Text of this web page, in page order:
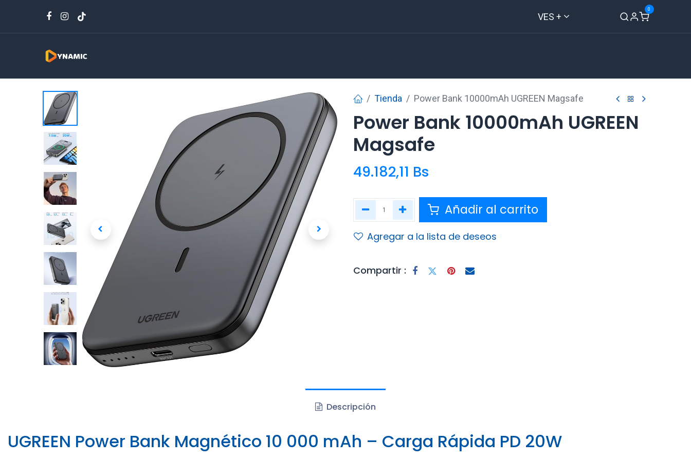
VES +
0
Tienda Power Bank 10000mAh UGREEN Magsafe
Power Bank 10000mAh UGREEN
Magsafe
49.182,11 Bs
Añadir al carrito
Agregar a la lista de deseos
Compartir :
Descripción
UGREEN Power Bank Magnético 10 000 mAh – Carga Rápida PD 20W